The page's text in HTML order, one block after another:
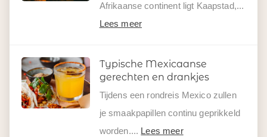
Afrikaanse continent ligt Kaapstad,...
Lees meer
Typische Mexicaanse
gerechten en drankjes
Tijdens een rondreis Mexico zullen
je smaakpapillen continu geprikkeld
worden.... Lees meer